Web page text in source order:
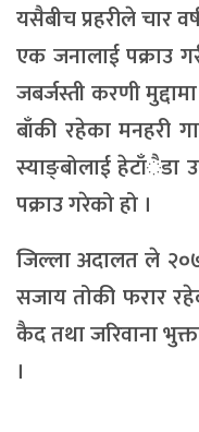
यसैबीच प्रहरीले चार
एक जनालाई पक्राउ
जबर्जस्ती करणी
बाँकी रहेका मनहरी
स्याङ्बोलाई हेटाँैडा
पक्राउ गरेको हो ।
जिल्ला अदालत ले
सजाय तोकी फरार
कैद तथा जरिवाना
।